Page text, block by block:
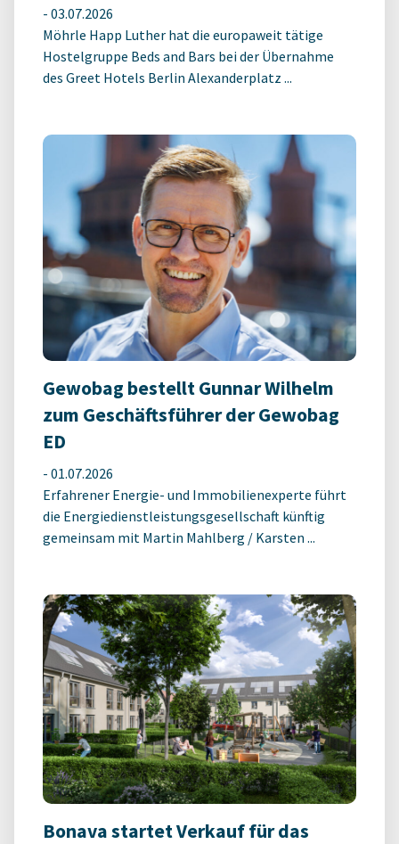
- 03.07.2026
Möhrle Happ Luther hat die europaweit tätige
Hostelgruppe Beds and Bars bei der Übernahme
des Greet Hotels Berlin Alexanderplatz ...
Gewobag bestellt Gunnar Wilhelm
zum Geschäftsführer der Gewobag
ED
- 01.07.2026
Erfahrener Energie- und Immobilienexperte führt
die Energiedienstleistungsgesellschaft künftig
gemeinsam mit Martin Mahlberg / Karsten ...
Bonava startet Verkauf für das